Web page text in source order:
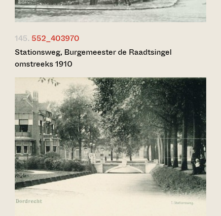
145. 552_403970
Stationsweg, Burgemeester de Raadtsingel
omstreeks 1910